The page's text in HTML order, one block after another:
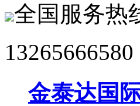
全国服务热
13265666580
金泰达国